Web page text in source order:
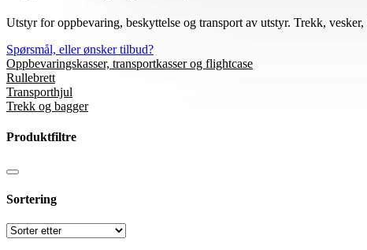
Utstyr for oppbevaring, beskyttelse og transport av utstyr. Trekk, vesker,
Spørsmål, eller ønsker tilbud?
Oppbevaringskasser, transportkasser og flightcase
Rullebrett
Transporthjul
Trekk og bagger
Produktfiltre
Sortering